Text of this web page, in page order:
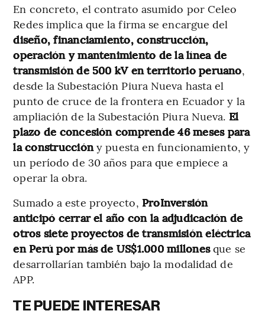
En concreto, el contrato asumido por Celeo
Redes implica que la firma se encargue del
diseño, financiamiento, construcción,
operación y mantenimiento de la línea de
transmisión de 500 kV en territorio peruano,
desde la Subestación Piura Nueva hasta el
punto de cruce de la frontera en Ecuador y la
ampliación de la Subestación Piura Nueva. El
plazo de concesión comprende 46 meses para
la construccióny puesta en funcionamiento, y
un período de 30 años para que empiece a
operar la obra.
Sumado a este proyecto, ProInversión
anticipó cerrar el año con la adjudicación de
otros siete proyectos de transmisión eléctrica
en Perú por más de US$1.000 millonesque se
desarrollarían también bajo la modalidad de
APP.
TE PUEDE INTERESAR